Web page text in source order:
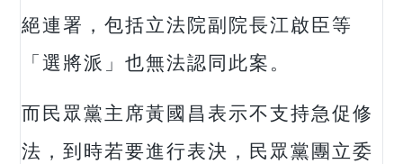
絕連署，包括立法院副院長江啟臣等
「選將派」也無法認同此案。
而民眾黨主席黃國昌表示不支持急促修
法，到時若要進行表決，民眾黨團立委